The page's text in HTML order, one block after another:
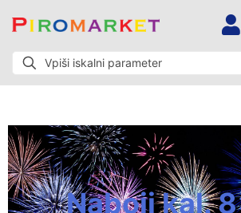
Naboji kal.